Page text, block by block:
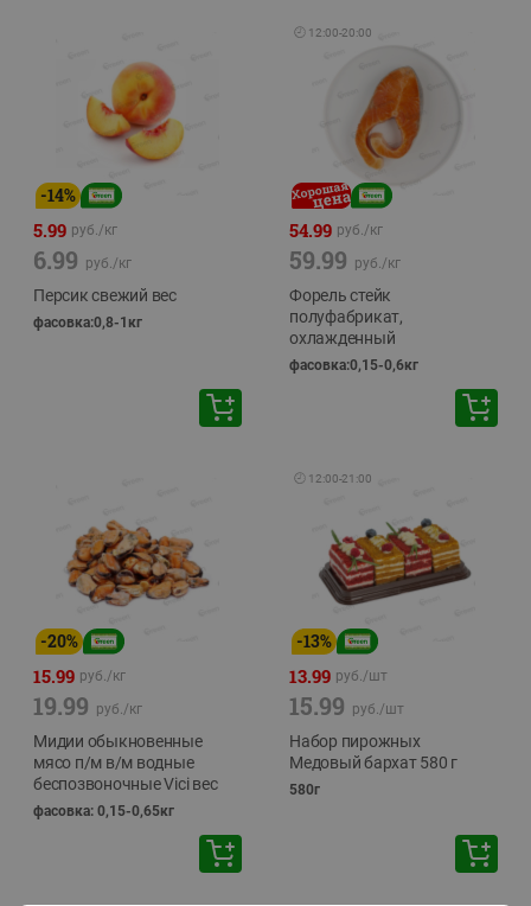
-14%
5.99 руб./кг
6.99 руб./кг
Персик свежий вес
фасовка:0,8-1кг
🕘 12:00-20:00
54.99 руб./кг
59.99 руб./кг
Форель стейк
полуфабрикат,
охлажденный
фасовка:0,15-0,6кг
-20%
15.99 руб./кг
19.99 руб./кг
Мидии обыкновенные
мясо п/м в/м водные
беспозвоночные Vici вес
фасовка: 0,15-0,65кг
🕘 12:00-21:00
-13%
13.99 руб./шт
15.99 руб./шт
Набор пирожных
Медовый бархат 580 г
580г